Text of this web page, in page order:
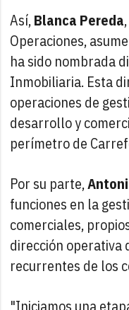
Así,Blanca Pereda
Operaciones,
ha sido nombrada
Inmobiliaria. Esta
operaciones de
desarrollo y
perímetro de
Por su parte,
funciones en la
comerciales,
dirección operativa
recurrentes de los
"Iniciamos una